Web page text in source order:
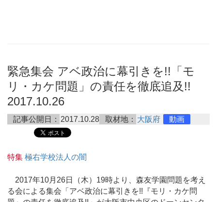
緊急集会 アベ政治に幕引きを!!「モ
リ・カケ問題」の責任を徹底追及!!
2017.10.26
記事公開日： 2017.10.28 取材地： 大阪府 動画
特集 極右学校法人の闇
2017年10月26日（木）19時より、森友学園問題を考え
る会による集会「アベ政治に幕引きを!!『モリ・カケ問